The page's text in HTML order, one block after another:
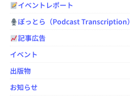
イベントレポート
ぽっとら（Podcast Transcription）
記事広告
イベント
出版物
お知らせ